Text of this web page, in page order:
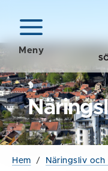
Meny
Hem / Näringsliv